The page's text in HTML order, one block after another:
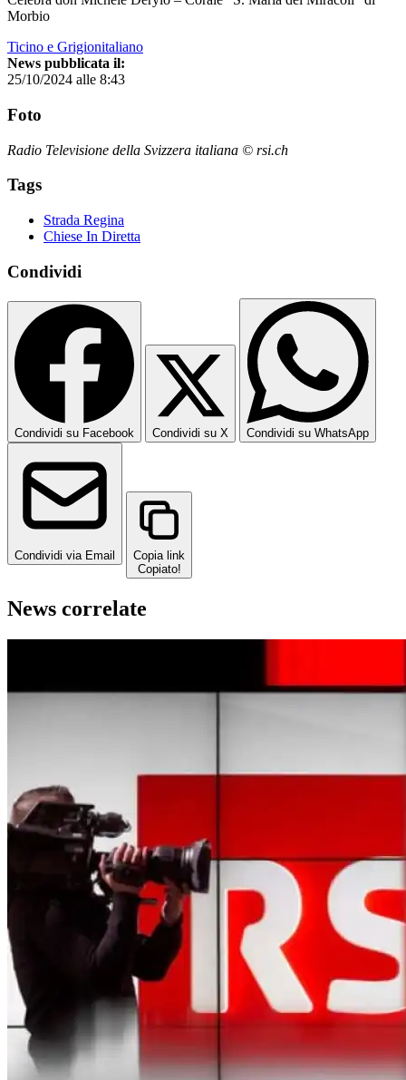
Morbio
Ticino e Grigionitaliano
News pubblicata il:
25/10/2024 alle 8:43
Foto
Radio Televisione della Svizzera italiana © rsi.ch
Tags
Strada Regina
Chiese In Diretta
Condividi
Condividi su Facebook Condividi su X Condividi su WhatsApp
Condividi via Email
Copia link
Copiato!
News correlate